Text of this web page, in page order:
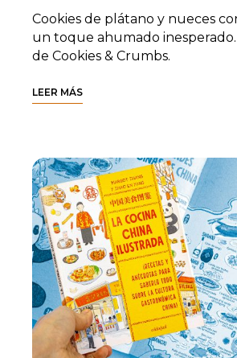
Cookies de plátano y nueces
un toque ahumado
de Cookies & Crumbs.
LEER MÁS